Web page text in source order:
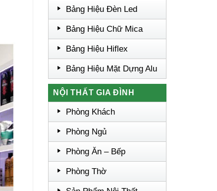
Bảng Hiệu Đèn Led
Bảng Hiệu Chữ Mica
Bảng Hiệu Hiflex
Bảng Hiệu Mặt Dựng Alu
NỘI THẤT GIA ĐÌNH
Phòng Khách
Phòng Ngủ
Phòng Ăn – Bếp
Phòng Thờ